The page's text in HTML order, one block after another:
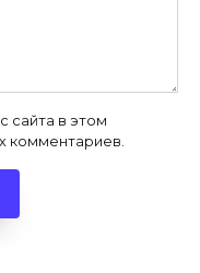
сайта в этом
комментариев.